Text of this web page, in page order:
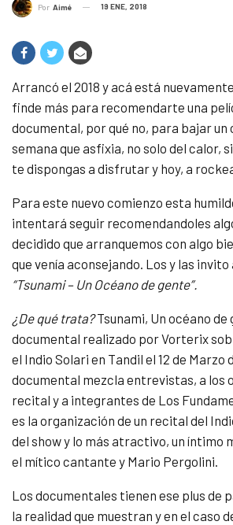
Por Aimé 19 ENE, 2018
Arrancó el 2018 y acá está
finde más para recomendarte una
documental, por qué no, para bajar un
semana que asfixia, no solo del calor,
te dispongas a disfrutar y hoy, a
Para este nuevo comienzo esta
intentará seguir recomendandoles
decidido que arranquemos con algo
que venía aconsejando. Los y las invito
“Tsunami – Un Océano de gente”.
¿De qué trata?Tsunami, Un océano de
documental realizado por Vorterix
el Indio Solari en Tandil el 12 de Marzo
documental mezcla entrevistas, a los
recital y a integrantes de Los
es la organización de un recital del
del show y lo más atractivo, un íntimo
el mítico cantante y Mario Pergolini.
Los documentales tienen ese plus de
la realidad que muestran y en el caso